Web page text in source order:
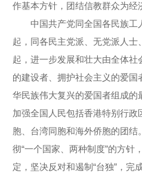
作基本方针，团结信教群众为经
中国共产党同全国各民族工
起，同各民主党派、无党派人
起，进一步发展和壮大由全体
的建设者、拥护社会主义的爱国
华民族伟大复兴的爱国者组成
加强全国人民包括香港特别行政
胞、台湾同胞和海外侨胞的团结
彻“一个国家、两种制度”的方针
定，坚决反对和遏制“台独”，完